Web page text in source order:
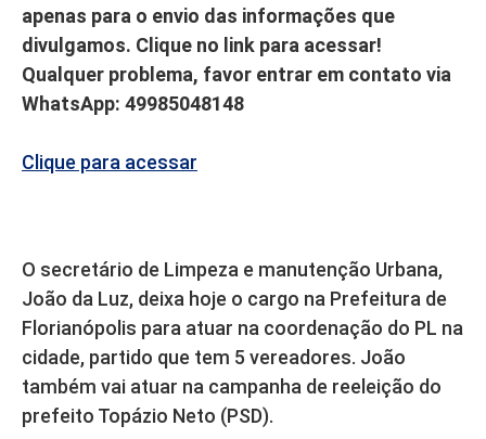
apenas para o envio das informações que
divulgamos. Clique no link para acessar!
Qualquer problema, favor entrar em contato via
WhatsApp: 49985048148
Clique para acessar
O secretário de Limpeza e manutenção Urbana,
João da Luz, deixa hoje o cargo na Prefeitura de
Florianópolis para atuar na coordenação do PL na
cidade, partido que tem 5 vereadores. João
também vai atuar na campanha de reeleição do
prefeito Topázio Neto (PSD).